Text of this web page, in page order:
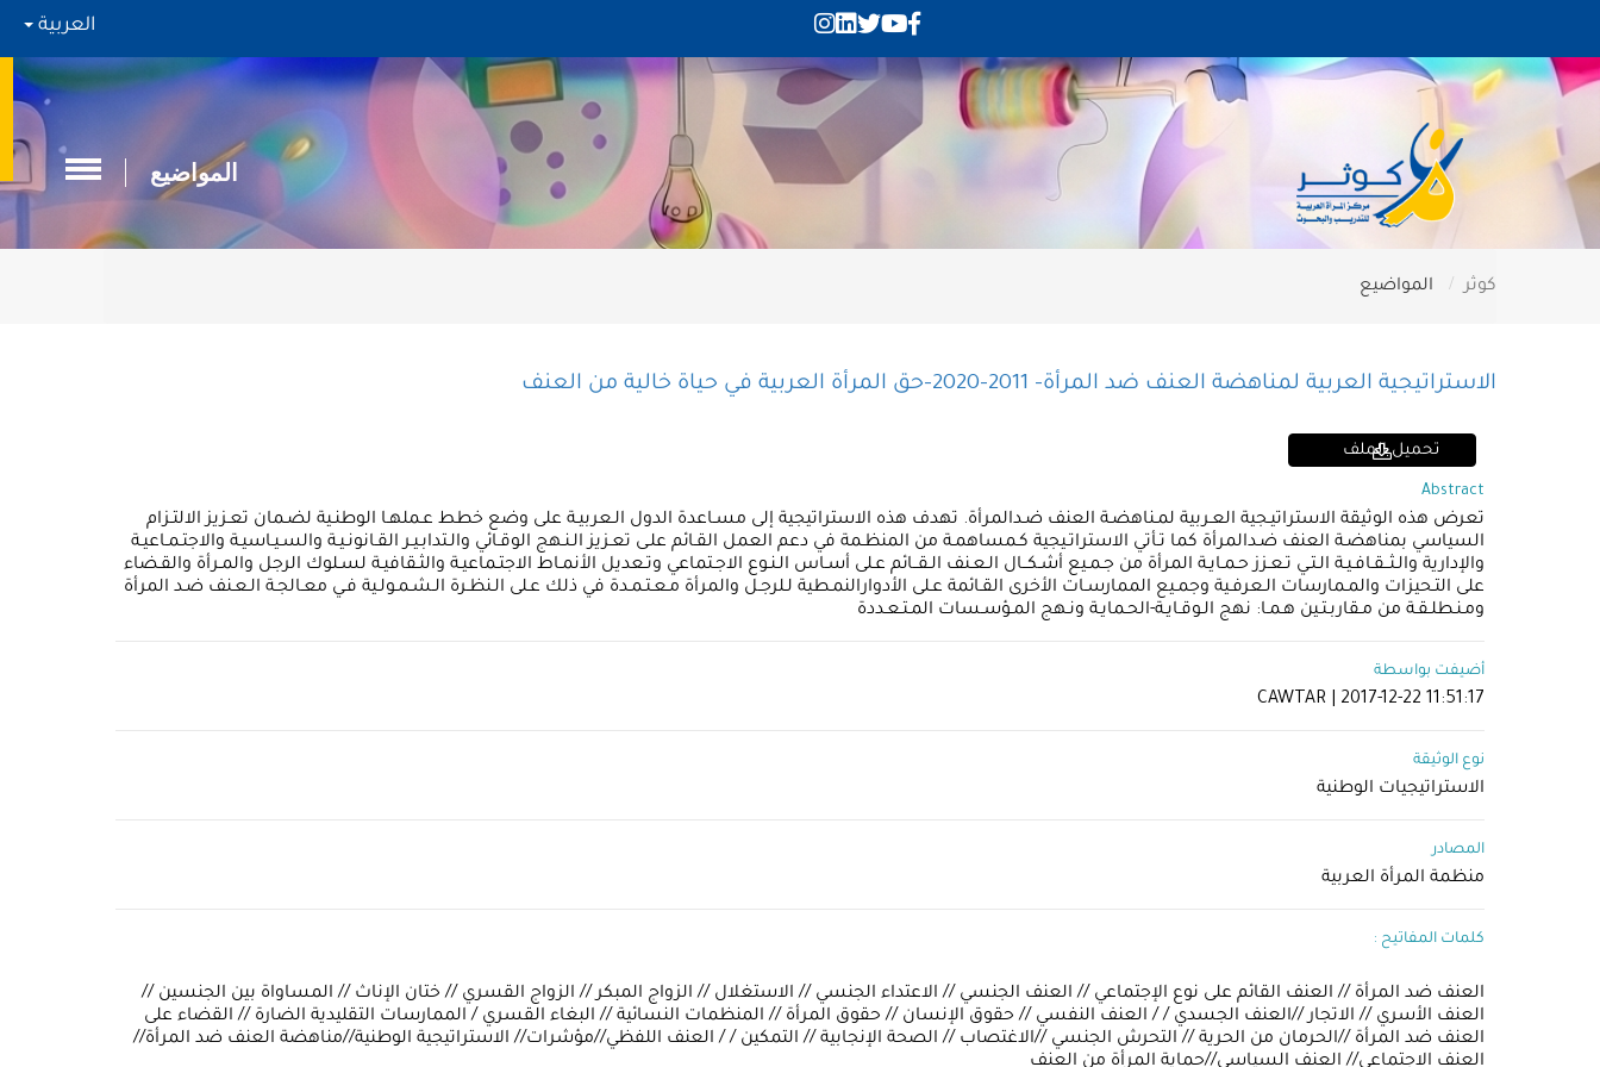
العربية
المواضيع
كوثر المواضيع
الاستراتيجية العربية لمناهضة العنف ضد المرأة- 2011-2020-حق المرأة العربية في حياة خالية من العنف
تحميل الملف
Abstract
تعرض هذه الوثيقة الاستراتيـجية العـربية لمـناهضـة العنف ضـدالمرأة. تهدف هذه الاستراتيجية إلى مسـاعدة الدول الـعربيـة على وضع خطط عـملهـا الوطنـية لضـمان تعـزيز الالتـزام
السياسي بمناهضـة العنف ضـدالمرأة كما تـأتي الاستراتـيجية كـمساهمـة من المنظـمة في دعم العمل القـائم علـى تعـزيز الـنـهج الوقـائي والـتدابـيـر القـانونـيـة والسـيـاسيـة والاجتـمـاعيـة
والإدارية والـثــقـافـيـة الـتـي تـعـزز حـمـايـة المرأة من جـمـيع أشـكــال الـعـنف الـقــائم عـلى أسـاس الـنـوع الاجـتماعي وتـعديل الأنمـاط الاجتـماعيـة والثـقافيـة لسـلوك الرجل والمـرأة والقـضاء
على التـحيزات والمـمارسات الـعرفـية وجمـيع الممارسـات الأخرى القـائمة عـلى الأدوارالنمـطية لـلرجـل والمرأة مـعـتـمـدة في ذلك عـلى الـنظـرة الـشـمـولـية فـي معـالجـة الـعـنف ضـد المرأة
ومـنـطلـقـة من مـقاربـتـين هـمـا: نهج الـوقـايـة-الحـمايـة ونـهج المـؤسـسات المـتـعـددة
أضيفت بواسطة
CAWTAR | 2017-12-22 11:51:17
نوع الوثيقة
الاستراتيجيات الوطنية
المصادر
منظمة المرأة العربية
كلمات المفاتيح :
العنف ضد المرأة // العنف القائم على نوع الإجتماعي // العنف الجنسي // الاعتداء الجنسي // الاستغلال // الزواج المبكر // الزواج القسري // ختان الإناث // المساواة بين الجنسين //
العنف الأسري // الاتجار //العنف الجسدي / / العنف النفسي // حقوق الإنسان // حقوق المرأة // المنظمات النسائية // البغاء القسري / الممارسات التقليدية الضارة // القضاء على
العنف ضد المرأة //الحرمان من الحرية // التحرش الجنسي //الاغتصاب // الصحة الإنجابية // التمكين / / العنف اللفظي//مؤشرات// الاستراتيجية الوطنية//مناهضة العنف ضد المرأة//
العنف الاجتماعي// العنف السياسي//حماية المرأة من العنف